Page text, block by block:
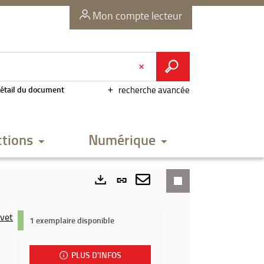
Mon compte lecteur
recherche avancée
du document
Numérique
Lien
permanent
fenêtre)
Envoyer
mail
1 exemplaire disponible
PLUS D'INFOS